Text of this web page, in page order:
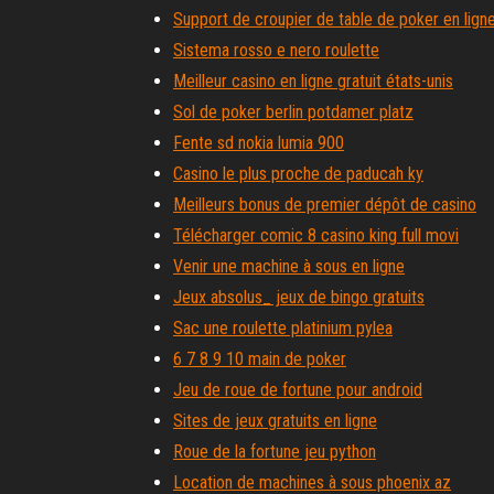
Support de croupier de table de poker en
Sistema rosso e nero roulette
Meilleur casino en ligne gratuit états-unis
Sol de poker berlin potdamer platz
Fente sd nokia lumia 900
Casino le plus proche de paducah ky
Meilleurs bonus de premier dépôt de casino
Télécharger comic 8 casino king full movi
Venir une machine à sous en ligne
Jeux absolus_ jeux de bingo gratuits
Sac une roulette platinium pylea
6 7 8 9 10 main de poker
Jeu de roue de fortune pour android
Sites de jeux gratuits en ligne
Roue de la fortune jeu python
Location de machines à sous phoenix az